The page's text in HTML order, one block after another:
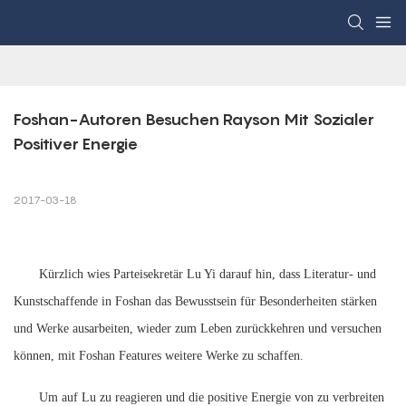
Foshan-Autoren Besuchen Rayson Mit Sozialer
Positiver Energie
2017-03-18
Kürzlich wies Parteisekretär Lu Yi darauf hin, dass Literatur- und
Kunstschaffende in Foshan das Bewusstsein für Besonderheiten stärken
und Werke ausarbeiten, wieder zum Leben zurückkehren und versuchen
können, mit Foshan Features weitere Werke zu schaffen.
Um auf Lu zu reagieren und die positive Energie von zu verbreiten